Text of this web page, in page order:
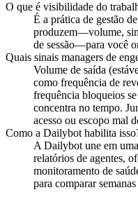
O que é visibilidade do
É a prática de gestão
produzem—volume,
de sessão—para você
Quais sinais managers de
Volume de saída
como frequência de
frequência bloqueios
concentra no tempo.
acesso ou escopo mal
Como a Dailybot habilita
A Dailybot une em
relatórios de agentes,
monitoramento de
para comparar